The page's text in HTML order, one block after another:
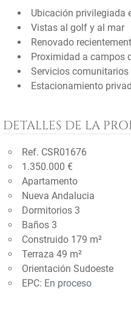
Ubicación privilegiada
Vistas al golf y al mar
Renovado
Proximidad a campos
Servicios comunitarios
Estacionamiento
DETALLES DE LA
Ref. CSR01676
1.350.000 €
Apartamento
Nueva Andalucia
Dormitorios 3
Baños 3
Construido 179 m²
Terraza 49 m²
Orientación Sudoeste
EPC: En proceso